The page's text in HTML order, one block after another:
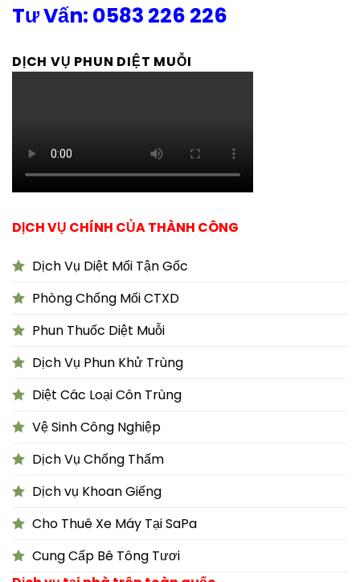
Tư Vấn: 0583 226 226
DỊCH VỤ PHUN DIỆT MUỖI
DỊCH VỤ CHÍNH CỦA THÀNH CÔNG
Dịch Vụ Diệt Mối Tận Gốc
Phòng Chống Mối CTXD
Phun Thuốc Diệt Muỗi
Dịch Vụ Phun Khử Trùng
Diệt Các Loại Côn Trùng
Vệ Sinh Công Nghiệp
Dịch Vụ Chống Thấm
Dịch vụ Khoan Giếng
Cho Thuê Xe Máy Tại SaPa
Cung Cấp Bê Tông Tươi